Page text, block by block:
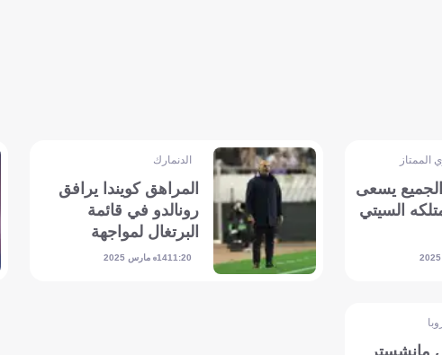
الممتاز
يسعى
السيتي
الدنمارك
المراهق كويندا يرافق
رونالدو في قائمة
البرتغال لمواجهة
الدنمارك
11:2014 مارس 2025
مانشستر